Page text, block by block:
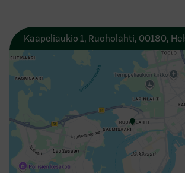
Kaapeliaukio 1, Ruoholahti, 00180,